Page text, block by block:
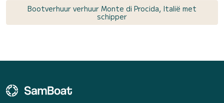
Bootverhuur verhuur Monte di Procida, Italië met
schipper